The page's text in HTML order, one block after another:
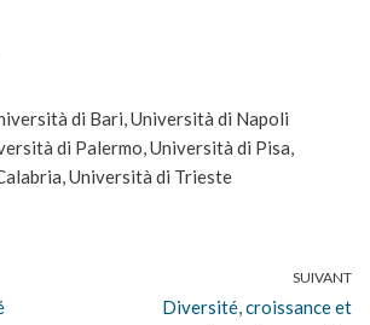
di Bari, Università di Napoli
di Palermo, Università di Pisa,
Università di Trieste
SUIVANT
Diversité, croissance et